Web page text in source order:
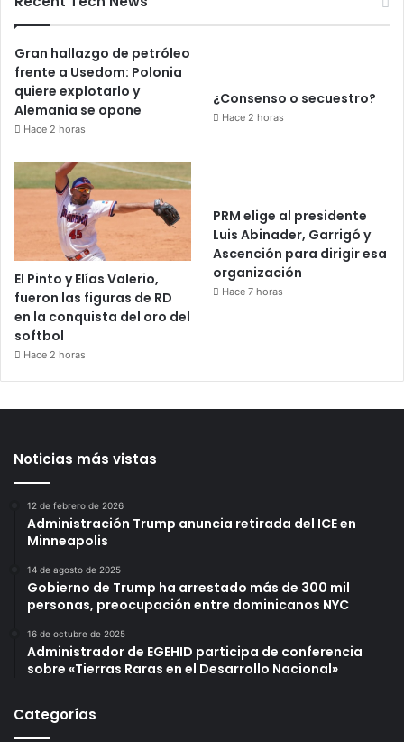
Gran hallazgo de petróleo
frente a Usedom: Polonia
quiere explotarlo y
Alemania se opone
Hace 2 horas
¿Consenso o secuestro?
Hace 2 horas
El Pinto y Elías Valerio,
fueron las figuras de RD
en la conquista del oro del
softbol
Hace 2 horas
PRM elige al presidente
Luis Abinader, Garrigó y
Ascención para dirigir esa
organización
Hace 7 horas
Noticias más vistas
12 de febrero de 2026
Administración Trump anuncia retirada del ICE en
Minneapolis
14 de agosto de 2025
Gobierno de Trump ha arrestado más de 300 mil
personas, preocupación entre dominicanos NYC
16 de octubre de 2025
Administrador de EGEHID participa de conferencia
sobre «Tierras Raras en el Desarrollo Nacional»
Categorías